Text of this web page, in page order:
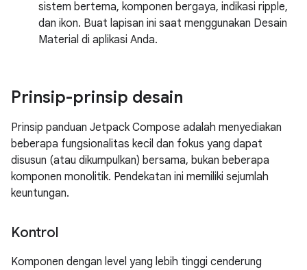
sistem bertema, komponen bergaya, indikasi ripple,
dan ikon. Buat lapisan ini saat menggunakan Desain
Material di aplikasi Anda.
Prinsip-prinsip desain
Prinsip panduan Jetpack Compose adalah menyediakan
beberapa fungsionalitas kecil dan fokus yang dapat
disusun (atau dikumpulkan) bersama, bukan beberapa
komponen monolitik. Pendekatan ini memiliki sejumlah
keuntungan.
Kontrol
Komponen dengan level yang lebih tinggi cenderung